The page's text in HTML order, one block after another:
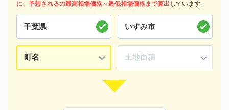
に、予想されるの最高相場価格～最低相場価格まで算出 しています。